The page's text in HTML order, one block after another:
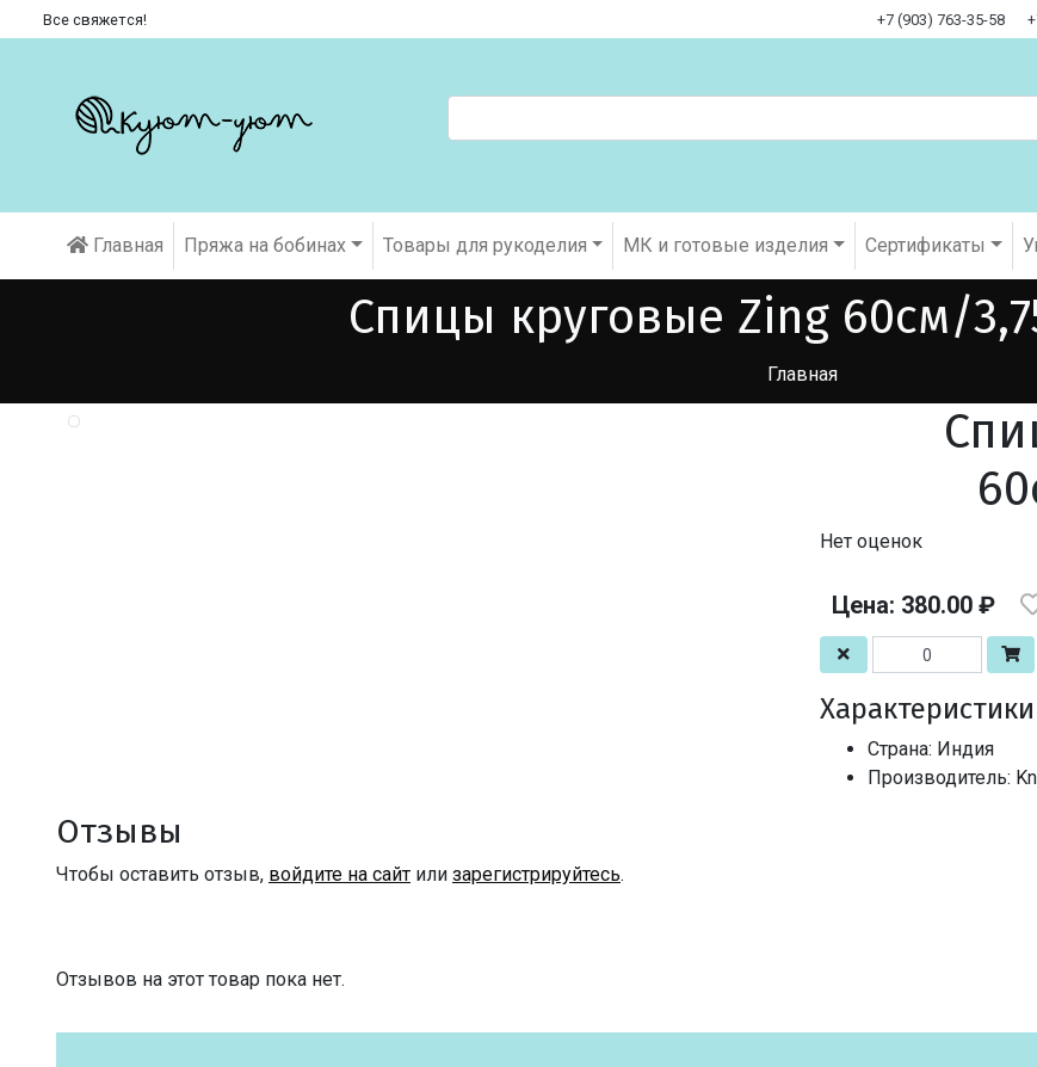
Все свяжется! +7 (903) 763-35-58
Главная Пряжа на бобинах Товары для рукоделия МК и готовые изделия Cертификаты
Спицы круговые Zing 60см/
Главная
Нет оценок
Цена: 380.00 ₽
Характеристики
Страна: Индия
Производитель:
Отзывы
Чтобы оставить отзыв, войдите на сайт или зарегистрируйтесь.
Отзывов на этот товар пока нет.